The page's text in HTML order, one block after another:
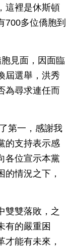
這裡是休斯頓
700多位僑胞到
見面，因面臨
屆選舉，洪秀
為尋求連任而
第一，感謝我
的支持表示感
各位宣示本黨
的情況之下，
雙雙落敗，之
有的嚴重困
才能有未來，